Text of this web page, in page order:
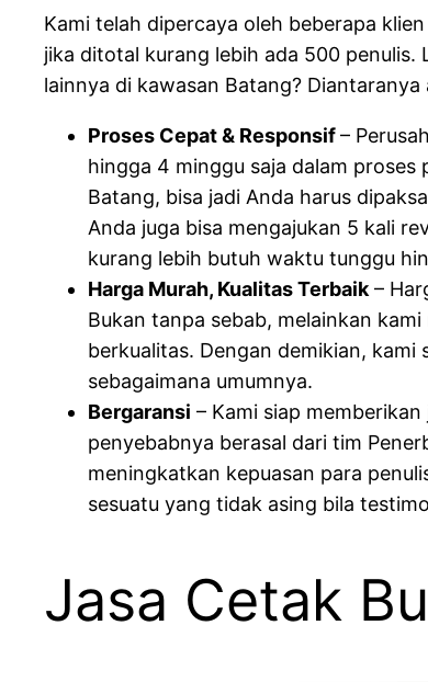
Kami telah dipercaya oleh beberapa
jika ditotal kurang lebih ada 500
lainnya di kawasan Batang?
Proses Cepat & Responsif–
hingga 4 minggu saja dalam
Batang, bisa jadi Anda harus
Anda juga bisa mengajukan 5 kali
kurang lebih butuh waktu tunggu
Harga Murah, Kualitas Terbaik –
Bukan tanpa sebab, melainkan
berkualitas. Dengan demikian,
sebagaimana umumnya.
Bergaransi – Kami siap
penyebabnya berasal dari tim
meningkatkan kepuasan para
sesuatu yang tidak asing bila
Jasa Cetak